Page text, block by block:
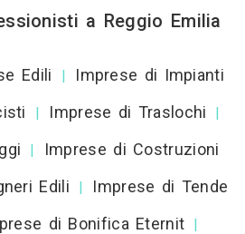
a Reggio Emilia
Edili |
Imprese di Impianti
| Imprese di Traslochi |
|
Imprese di Costruzioni
Edili |
Imprese di Tende
di Bonifica Eternit |